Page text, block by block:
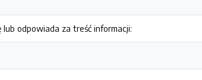
odpowiada za treść informacji: